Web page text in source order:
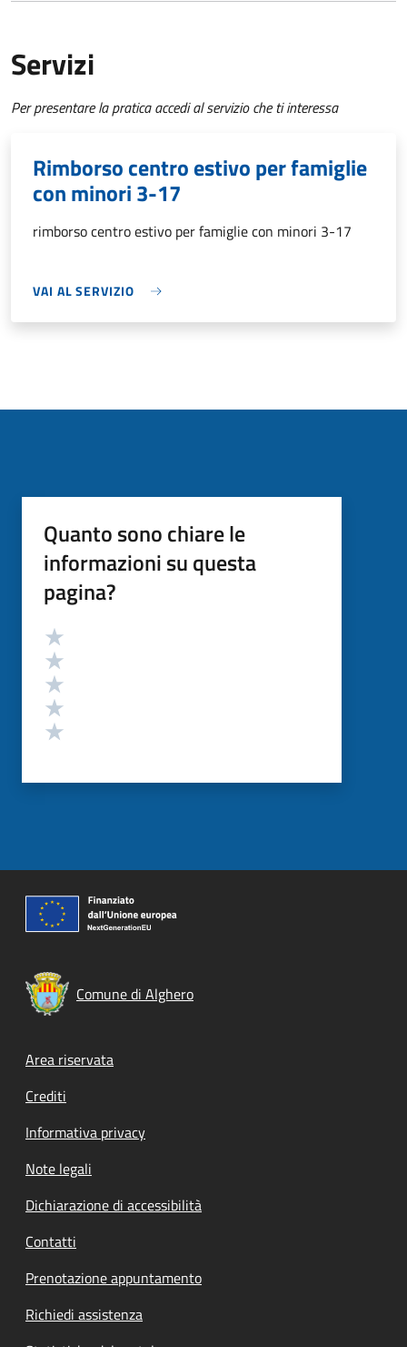
Servizi
Per presentare la pratica accedi al servizio che ti interessa
Rimborso centro estivo per famiglie
con minori 3-17
rimborso centro estivo per famiglie con minori 3-17
VAI AL SERVIZIO
Quanto sono chiare le
informazioni su questa
pagina?
Valutazione
Comune di Alghero
Footer menu
Area riservata
Crediti
Informativa privacy
Note legali
Dichiarazione di accessibilità
Contatti
Prenotazione appuntamento
Richiedi assistenza